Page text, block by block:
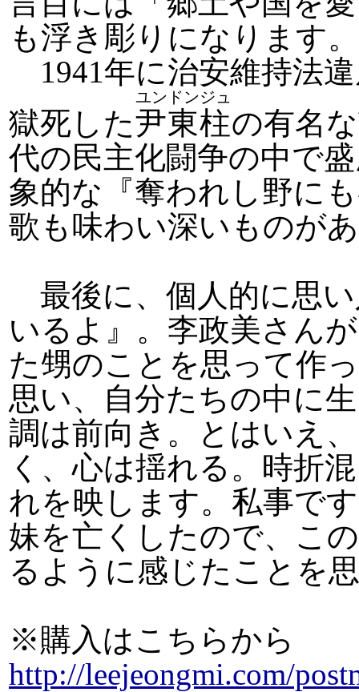
も浮き彫りになります。
1941年に治安維持法
獄死した尹東柱
ユンドンジュ
の有名
代の民主化闘争の中で
象的な『奪われし野に
歌も味わい深いものが
最後に、個人的に思
いるよ』。李政美さん
た甥のことを思って作
思い、自分たちの中に
調は前向き。とはいえ
く、心は揺れる。時折
れを映します。私事で
妹を亡くしたので、こ
るように感じたことを
※購入はこちらから
http://leejeongmi.com/